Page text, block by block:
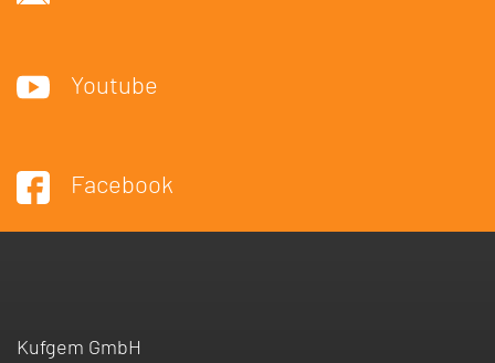
Youtube
Facebook
Kufgem GmbH